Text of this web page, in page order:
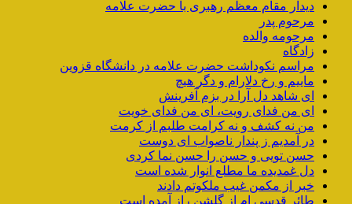
دیدار مقام معظم رهبری با حضرت علامه
مرحوم پدر
مرحومه والده
زادگاه
مراسم نکوداشت حضرت علامه در دانشگاه قزوین
ماییم و رخ دلارام و دگر هیچ
ای شاهد دل آرا در بزم آفرینش
ای من فدای رویت، ای من فدای خویت
من نه کشف و نه کرامت طلبم از کرمت
در آمدیم ز پندار ناصواب ای دوست
حسن تویی و حسن را حسن نما کردی
دل غمدیده ما مطلع انوار شده است
خبر از مکمن غیب ملکوتم دادند
طائر قدسی ام از گلشن راز آمده است